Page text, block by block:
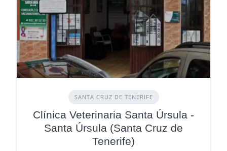
SANTA CRUZ DE TENERIFE
Clínica Veterinaria Santa Úrsula -
Santa Úrsula (Santa Cruz de
Tenerife)